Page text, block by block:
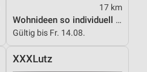
17 km
Wohnideen so individuell wie du!
Gültig bis Fr. 14.08.
XXXLutz